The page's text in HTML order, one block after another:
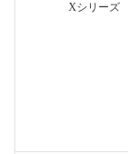
Xシリーズ